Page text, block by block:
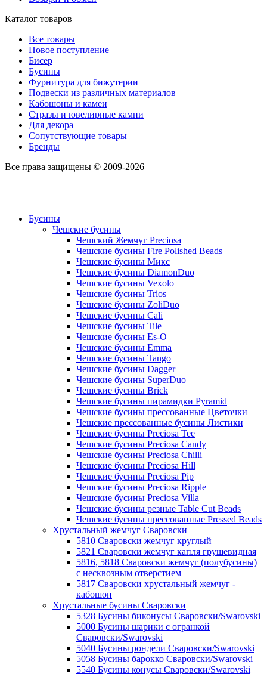
Каталог товаров
Все товары
Новое поступление
Бисер
Бусины
Фурнитура для бижутерии
Подвески из различных материалов
Кабошоны и камеи
Стразы и ювелирные камни
Для декора
Сопутствующие товары
Бренды
Все права защищены © 2009-2026
Бусины
Чешские бусины
Чешский Жемчуг Preciosa
Чешские бусины Fire Polished Beads
Чешские бусины Микс
Чешские бусины DiamonDuo
Чешские бусины Vexolo
Чешские бусины Trios
Чешские бусины ZoliDuo
Чешские бусины Cali
Чешские бусины Tile
Чешские бусины Es-O
Чешские бусины Emma
Чешские бусины Tango
Чешские бусины Dagger
Чешские бусины SuperDuo
Чешские бусины Brick
Чешские бусины пирамидки Pyramid
Чешские бусины прессованные Цветочки
Чешские прессованные бусины Листики
Чешские бусины Preciosa Tee
Чешские бусины Preciosa Candy
Чешские бусины Preciosa Chilli
Чешские бусины Preciosa Hill
Чешские бусины Preciosa Pip
Чешские бусины Preciosa Ripple
Чешские бусины Preciosa Villa
Чешские бусины резные Table Cut Beads
Чешские бусины прессованные Pressed Beads
Хрустальный жемчуг Сваровски
5810 Сваровски жемчуг круглый
5821 Сваровски жемчуг капля грушевидная
5816, 5818 Сваровски жемчуг (полубусины)
с несквозным отверстием
5817 Сваровски хрустальный жемчуг -
кабошон
Хрустальные бусины Сваровски
5328 Бусины биконусы Сваровски/Swarovski
5000 Бусины шарики с огранкой
Сваровски/Swarovski
5040 Бусины рондели Сваровски/Swarovski
5058 Бусины барокко Сваровски/Swarovski
5540 Бусины конусы Сваровски/Swarovski